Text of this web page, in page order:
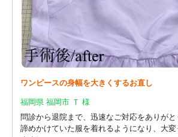
ワンピースの身幅を大きくするお直し
福岡県 福岡市 Ｔ 様
問診から退院まで、迅速なご対応をありがと
諦めかけていた服を着れるようになり、大